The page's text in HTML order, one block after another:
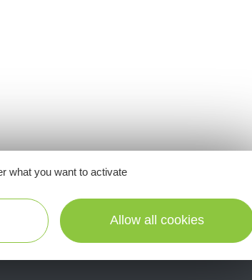
mensuelle et laissez-vous
de votre séjour en Aveyron.
what you want to activate
Allow all cookies